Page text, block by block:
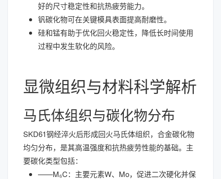
好的尺寸稳定性和抗热疲劳能力。
钒碳化物可在关键模具表面提高耐磨性。
硅和锰有助于优化回火稳定性，降低长时间使用
过程中发生软化的风险。
显微组织与材料科学解析
马氏体组织与碳化物分布
SKD61钢经淬火后形成回火马氏体组织，合金碳化物
均匀分布，是其高温强度和抗热疲劳性能的基础。主
要碳化类型包括：
——M₆C：主要元素W、Mo，促进二次硬化并保